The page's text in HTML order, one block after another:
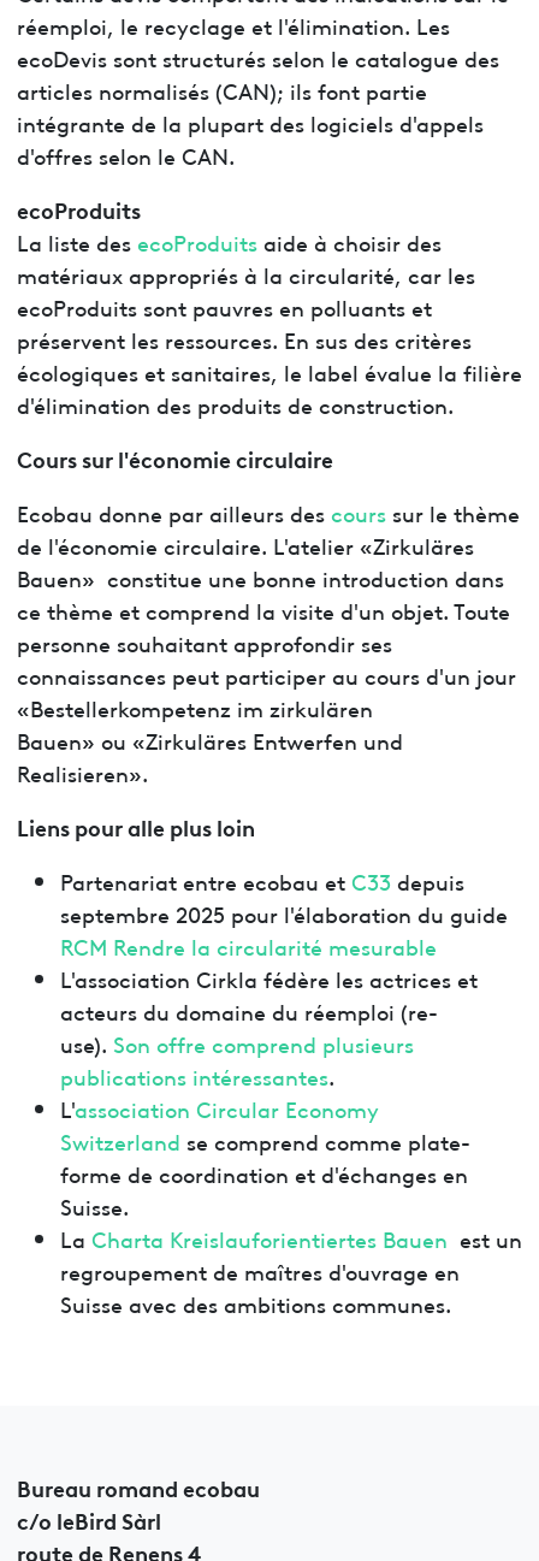
réemploi, le recyclage et l'élimination. Les
ecoDevis sont structurés selon le catalogue des
articles normalisés (CAN); ils font partie
intégrante de la plupart des logiciels d'appels
d'offres selon le CAN.
ecoProduits
La liste des ecoProduitsaide à choisir des
matériaux appropriés à la circularité, car les
ecoProduits sont pauvres en polluants et
préservent les ressources. En sus des critères
écologiques et sanitaires, le label évalue la filière
d'élimination des produits de construction.
Cours sur l'économie circulaire
Ecobau donne par ailleurs des courssur le thème
de l'économie circulaire. L'atelier «Zirkuläres
Bauen» constitue une bonne introduction dans
ce thème et comprend la visite d'un objet. Toute
personne souhaitant approfondir ses
connaissances peut participer au cours d'un jour
«Bestellerkompetenz im zirkulären
Bauen» ou «Zirkuläres Entwerfen und
Realisieren».
Liens pour alle plus loin
Partenariat entre ecobau et C33depuis
septembre 2025 pour l'élaboration du guide
RCM Rendre la circularité mesurable
L'association Cirkla fédère les actrices et
acteurs du domaine du réemploi (re-
use). Son offre comprend plusieurs
publications intéressantes.
L'association Circular Economy
Switzerland se comprend comme plate-
forme de coordination et d'échanges en
Suisse.
La Charta Kreislauforientiertes Bauen est un
regroupement de maîtres d'ouvrage en
Suisse avec des ambitions communes.
Bureau romand ecobau
c/o leBird Sàrl
route de Renens 4